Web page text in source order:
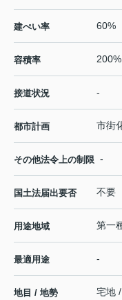
建ぺい率 60%
容積率 200%
接道状況 -
都市計画 市街
その他法令上の制限 -
国土法届出要否 不要
用途地域 第一
最適用途 -
地目 / 地勢 宅地